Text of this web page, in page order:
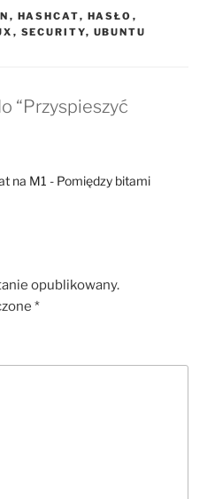
, HASHCAT, HASŁO ,
, SECURITY, UBUNTU
“Przyspieszyć
na M1 - Pomiędzy bitami
opublikowany.
*